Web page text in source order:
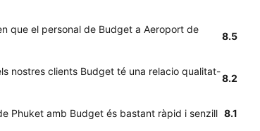
que el personal de Budget a Aeroport de
8.5
nostres clients Budget té una relacio qualitat-
8.2
Phuket amb Budget és bastant ràpid i senzill 8.1